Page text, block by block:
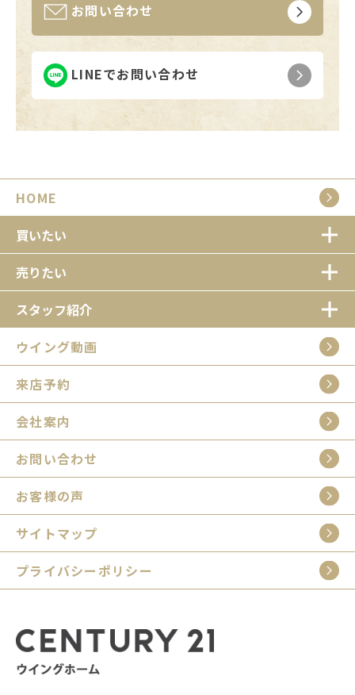
お問い合わせ
LINEでお問い合わせ
HOME
買いたい
売りたい
スタッフ紹介
ウイング動画
来店予約
会社案内
お問い合わせ
お客様の声
サイトマップ
プライバシーポリシー